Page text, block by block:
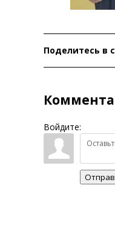
Поделитесь в
Войдите: